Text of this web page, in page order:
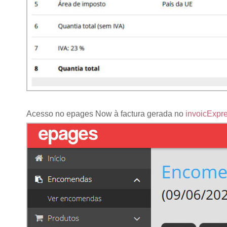
Acesso no epages Now à factura gerada no